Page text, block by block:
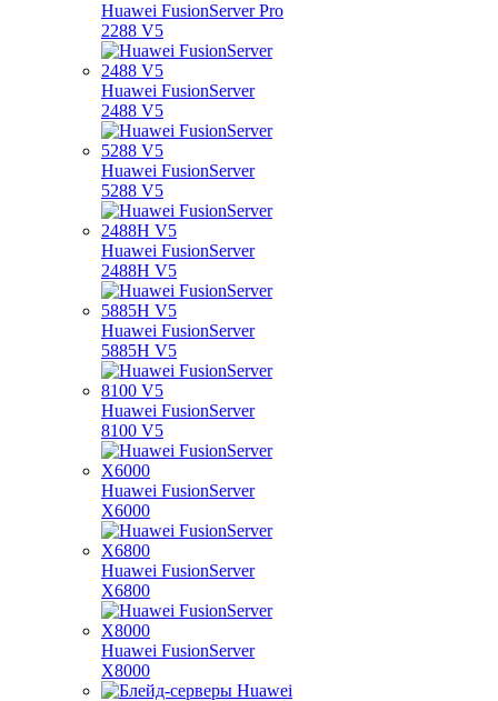
Huawei FusionServer Pro
2288 V5
Huawei FusionServer
2488 V5
Huawei FusionServer
5288 V5
Huawei FusionServer
2488H V5
Huawei FusionServer
5885H V5
Huawei FusionServer
8100 V5
Huawei FusionServer
X6000
Huawei FusionServer
X6800
Huawei FusionServer
X8000